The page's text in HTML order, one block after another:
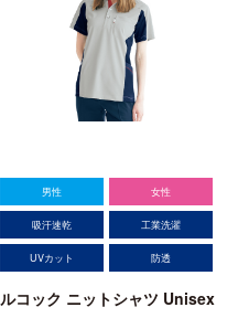
男性 女性
吸汗速乾 工業洗濯
UVカット 防透
ルコック ニットシャツ Unisex